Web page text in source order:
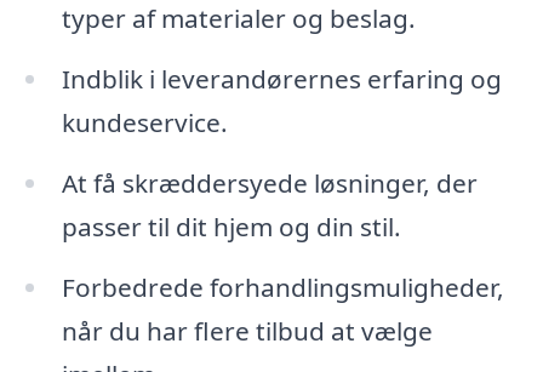
typer af materialer og beslag.
Indblik i leverandørernes erfaring og
kundeservice.
At få skræddersyede løsninger, der
passer til dit hjem og din stil.
Forbedrede forhandlingsmuligheder,
når du har flere tilbud at vælge